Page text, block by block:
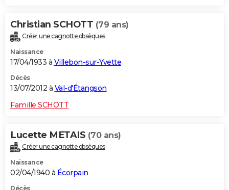
Christian SCHOTT (79 ans)
Créer une cagnotte obsèques
Naissance
17/04/1933 à Villebon-sur-Yvette
Décès
13/07/2012 à Val-d'Étangson
Famille SCHOTT
Lucette METAIS (70 ans)
Créer une cagnotte obsèques
Naissance
02/04/1940 à Écorpain
Décès